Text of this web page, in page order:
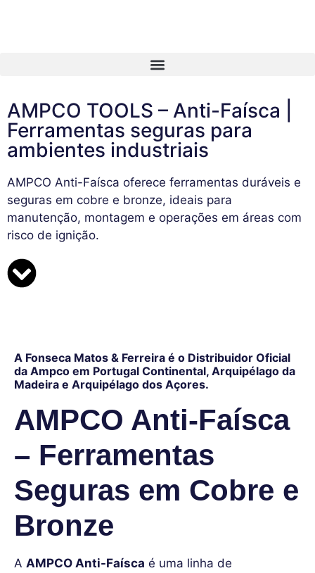
AMPCO TOOLS – Anti-Faísca |
Ferramentas seguras para
ambientes industriais
AMPCO Anti-Faísca oferece ferramentas duráveis e
seguras em cobre e bronze, ideais para
manutenção, montagem e operações em áreas com
risco de ignição.
A Fonseca Matos & Ferreira é o Distribuidor Oficial
da Ampco em Portugal Continental, Arquipélago da
Madeira e Arquipélago dos Açores.
AMPCO Anti-Faísca
– Ferramentas
Seguras em Cobre e
Bronze
A AMPCO Anti-Faísca é uma linha de